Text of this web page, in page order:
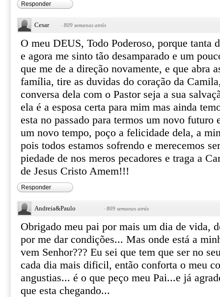
Responder
Cesar · 809 semanas atrás
O meu DEUS, Todo Poderoso, porque tanta
e agora me sinto tão desamparado e um
que me de a direção novamente, e que abra
família, tire as duvidas do coração da
conversa dela com o Pastor seja a sua
ela é a esposa certa para mim mas ainda
esta no passado para termos um novo futuro
um novo tempo, poço a felicidade dela, a
pois todos estamos sofrendo e merecemos
piedade de nos meros pecadores e traga a
de Jesus Cristo Amem!!!
Responder
Andreia&Paulo · 809 semanas atrás
Obrigado meu pai por mais um dia de vida,
por me dar condições... Mas onde está a
vem Senhor??? Eu sei que tem que ser no
cada dia mais dificil, então conforta o meu
angustias... é o que peço meu Pai...e já
que esta chegando...